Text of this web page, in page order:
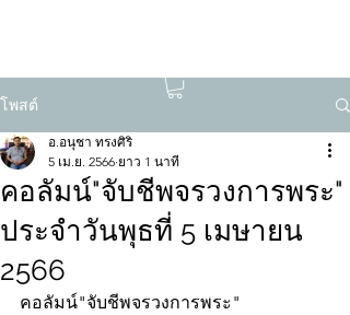
โพสต์
คอลัมน์"จับชีพจรวงการพระ"
ประจำวันพุธที่ 5 เมษายน
2566
อ.อนุชา ทรงศิริ
5 เม.ย. 2566 ยาว 1 นาที
คอลัมน์"จับชีพจรวงการพระ"